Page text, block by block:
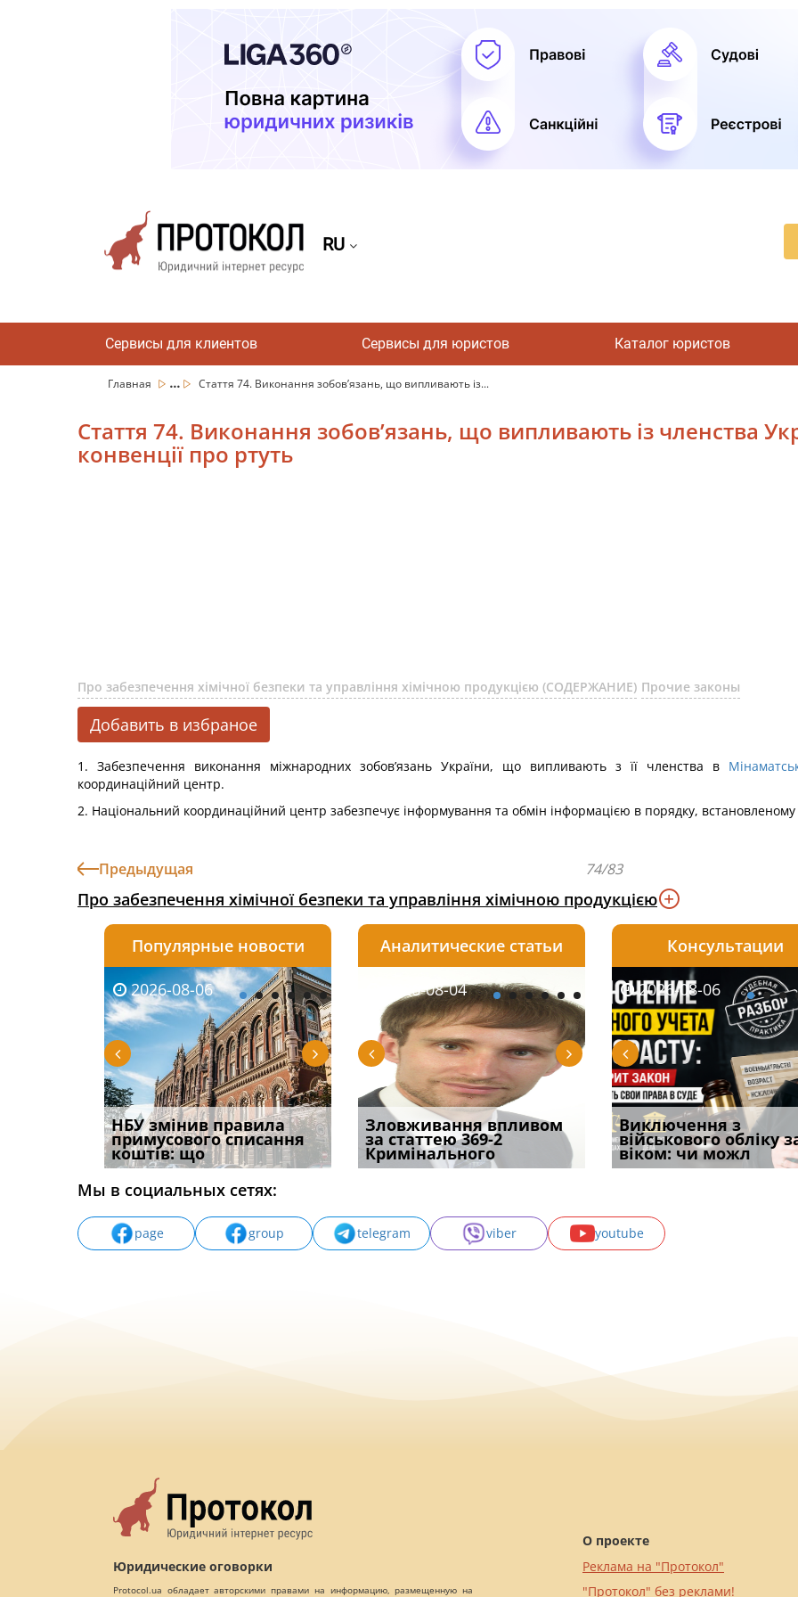
RU
Сервисы для клиентов Сервисы для юристов Каталог юристов
Главная ... Стаття 74. Виконання зобов’язань, що випливають із...
Стаття 74. Виконання зобов’язань, що випливають із членства
конвенції про ртуть
Про забезпечення хімічної безпеки та управління хімічною продукцією (СОДЕРЖАНИЕ) Прочие законы
Добавить в избраное
1. Забезпечення виконання міжнародних зобов’язань України, що випливають з її членства в
координаційний центр.
2. Національний координаційний центр забезпечує інформування та обмін інформацією в порядку,
Предыдущая 74/83
Про забезпечення хімічної безпеки та управління хімічною продукцією
Популярные новости
2026-08-06
НБУ змінив правила
примусового списання
коштів: що
2026-08-06
Якщо суд встановив для
відшкодування шкоди
наявніс
2026-08-06
Документи, на яких не
проставляється
апостиль: пер
Аналитические статьи
2026-08-03
Водії можуть отримати
компенсацію за
незаконні дії
2026-08-04
Зловживання впливом
за статтею 369-2
Кримінального
2026-08-04
Переоформлення
відстрочки за іншою
підставою: нов
Консультации
2026-08-05
Особливості захисту у
кримінальному
провадженні: я
2026-08-06
Виключення з
військового обліку
віком: чи можл
2026-07-30
Восьмий ААС
підтвердив, що
може скас
Мы в социальных сетях:
page group telegram viber youtube
Юридические оговорки
Protocol.ua обладает авторскими правами на информацию, размещенную на
О проекте
Реклама на "Протокол"
"Протокол" без реклами!